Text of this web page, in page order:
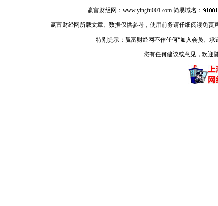
赢富财经网： www.yingfu001.com 简易域名：
赢富财经网所载文章、数据仅供参考，使用前务请仔细阅读免责
特别提示：赢富财经网不作任何“加入会员、
您有任何建议或意见，欢迎